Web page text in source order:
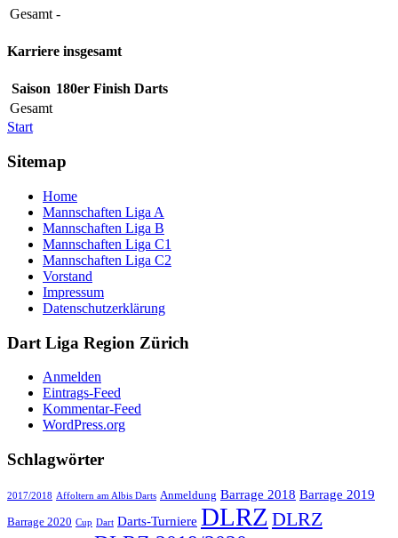
Gesamt -
Karriere insgesamt
Saison 180er Finish Darts
Gesamt
Start
Sitemap
Home
Mannschaften Liga A
Mannschaften Liga B
Mannschaften Liga C1
Mannschaften Liga C2
Vorstand
Impressum
Datenschutzerklärung
Dart Liga Region Zürich
Anmelden
Eintrags-Feed
Kommentar-Feed
WordPress.org
Schlagwörter
2017/2018 Affoltern am Albis Darts Anmeldung Barrage 2018 Barrage 2019
Barrage 2020 Cup Dart Darts-Turniere DLRZ DLRZ